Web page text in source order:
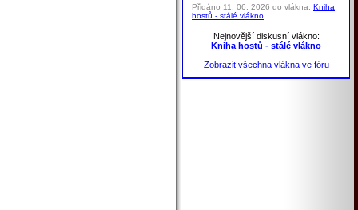
Přidáno 11. 06. 2026 do vlákna: Kniha
hostů - stálé vlákno
Nejnovější diskusní vlákno:
Kniha hostů - stálé vlákno
Zobrazit všechna vlákna ve fóru